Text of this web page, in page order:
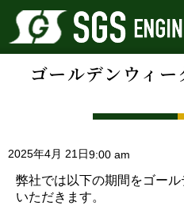
ゴールデンウィ
2025年4月 21日9:00 am
弊社では以下の期間をゴー
いただきます。